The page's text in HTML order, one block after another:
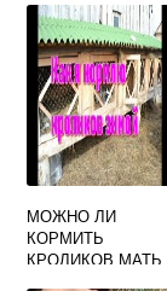
МОЖНО ЛИ
КОРМИТЬ
КРОЛИКОВ МАТЬ